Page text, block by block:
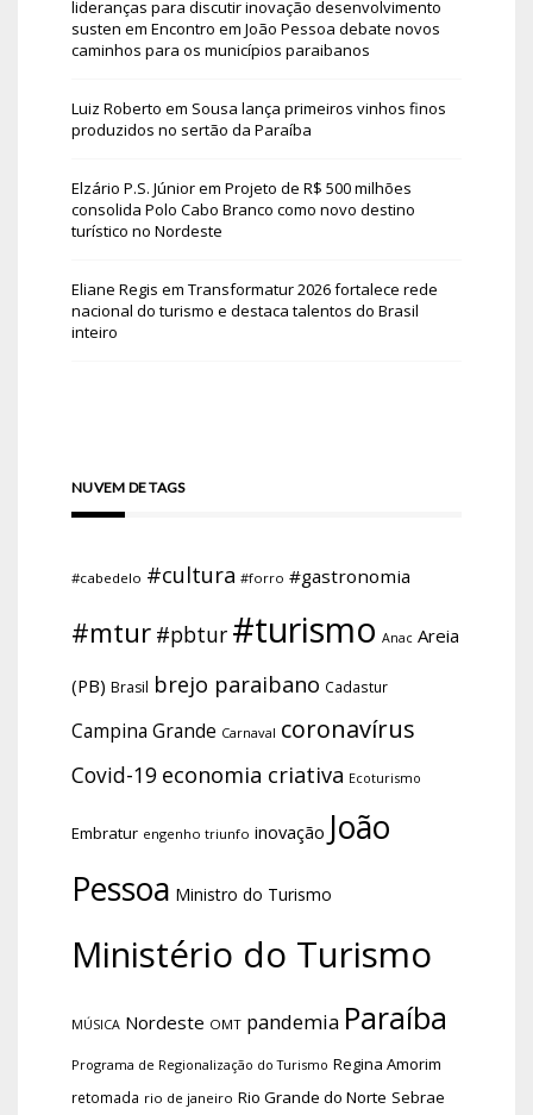
lideranças para discutir inovação desenvolvimento
susten em Encontro em João Pessoa debate novos
caminhos para os municípios paraibanos
Luiz Roberto em Sousa lança primeiros vinhos finos
produzidos no sertão da Paraíba
Elzário P.S. Júniorem Projeto de R$ 500 milhões
consolida Polo Cabo Branco como novo destino
turístico no Nordeste
Eliane Regis em Transformatur 2026 fortalece rede
nacional do turismo e destaca talentos do Brasil
inteiro
NUVEM DE TAGS
#cabedelo #cultura #forro #gastronomia
#mtur #pbtur #turismo Anac Areia
(PB) Brasil brejo paraibano Cadastur
Campina Grande Carnaval coronavírus
Covid-19 economia criativa Ecoturismo
Embratur engenho triunfo inovação João
Pessoa Ministro do Turismo
Ministério do Turismo
MÚSICA Nordeste OMT pandemia Paraíba
Programa de Regionalização do Turismo Regina Amorim
retomada rio de janeiro Rio Grande do Norte Sebrae